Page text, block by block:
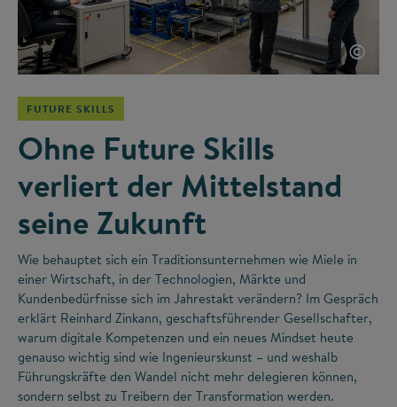
©
FUTURE SKILLS
Ohne Future Skills
verliert der Mittelstand
seine Zukunft
Wie behauptet sich ein Traditionsunternehmen wie Miele in
einer Wirtschaft, in der Technologien, Märkte und
Kundenbedürfnisse sich im Jahrestakt verändern? Im Gespräch
erklärt Reinhard Zinkann, geschaftsführender Gesellschafter,
warum digitale Kompetenzen und ein neues Mindset heute
genauso wichtig sind wie Ingenieurskunst – und weshalb
Führungskräfte den Wandel nicht mehr delegieren können,
sondern selbst zu Treibern der Transformation werden.